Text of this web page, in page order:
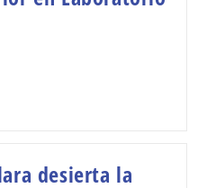
desierta la